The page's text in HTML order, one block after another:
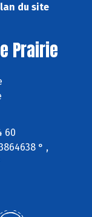
du site
Prairie
60
° ,